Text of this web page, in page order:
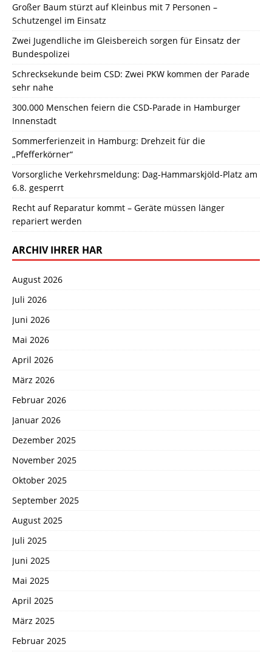
Großer Baum stürzt auf Kleinbus mit 7 Personen –
Schutzengel im Einsatz
Zwei Jugendliche im Gleisbereich sorgen für Einsatz der
Bundespolizei
Schrecksekunde beim CSD: Zwei PKW kommen der Parade
sehr nahe
300.000 Menschen feiern die CSD-Parade in Hamburger
Innenstadt
Sommerferienzeit in Hamburg: Drehzeit für die
„Pfefferkörner“
Vorsorgliche Verkehrsmeldung: Dag-Hammarskjöld-Platz am
6.8. gesperrt
Recht auf Reparatur kommt – Geräte müssen länger
repariert werden
ARCHIV IHRER HAR
August 2026
Juli 2026
Juni 2026
Mai 2026
April 2026
März 2026
Februar 2026
Januar 2026
Dezember 2025
November 2025
Oktober 2025
September 2025
August 2025
Juli 2025
Juni 2025
Mai 2025
April 2025
März 2025
Februar 2025